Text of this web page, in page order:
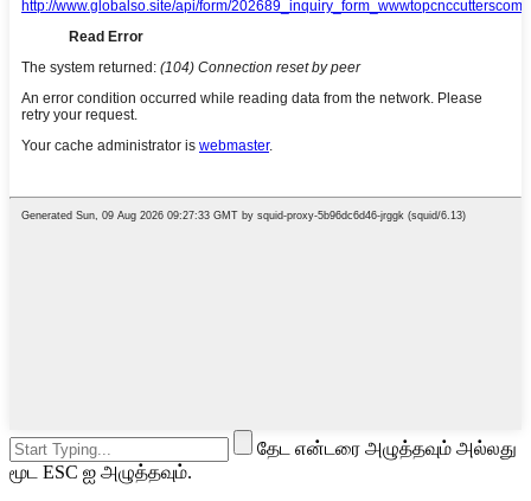
தேட என்டரை அழுத்தவும் அல்லது
மூட ESC ஐ அழுத்தவும்.